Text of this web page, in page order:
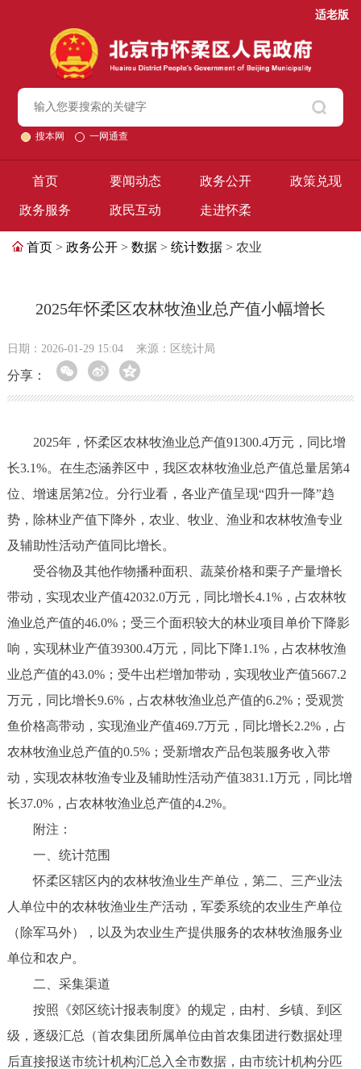
适老版
搜本网 一网通查
首页 要闻动态 政务公开 政策兑现
政务服务 政民互动 走进怀柔
首页 > 政务公开 > 数据 > 统计数据 > 农业
2025年怀柔区农林牧渔业总产值小幅增长
日期：2026-01-29 15:04 来源：区统计局
分享：
2025年，怀柔区农林牧渔业总产值91300.4万元，同比增
长3.1%。在生态涵养区中，我区农林牧渔业总产值总量居第4
位、增速居第2位。分行业看，各业产值呈现“四升一降”趋
势，除林业产值下降外，农业、牧业、渔业和农林牧渔专业
及辅助性活动产值同比增长。
受谷物及其他作物播种面积、蔬菜价格和栗子产量增长
带动，实现农业产值42032.0万元，同比增长4.1%，占农林牧
渔业总产值的46.0%；受三个面积较大的林业项目单价下降影
响，实现林业产值39300.4万元，同比下降1.1%，占农林牧渔
业总产值的43.0%；受牛出栏增加带动，实现牧业产值5667.2
万元，同比增长9.6%，占农林牧渔业总产值的6.2%；受观赏
鱼价格高带动，实现渔业产值469.7万元，同比增长2.2%，占
农林牧渔业总产值的0.5%；受新增农产品包装服务收入带
动，实现农林牧渔专业及辅助性活动产值3831.1万元，同比增
长37.0%，占农林牧渔业总产值的4.2%。
附注：
一、统计范围
怀柔区辖区内的农林牧渔业生产单位，第二、三产业法
人单位中的农林牧渔业生产活动，军委系统的农业生产单位
（除军马外），以及为农业生产提供服务的农林牧渔服务业
单位和农户。
二、采集渠道
按照《郊区统计报表制度》的规定，由村、乡镇、到区
级，逐级汇总（首农集团所属单位由首农集团进行数据处理
后直接报送市统计机构汇总入全市数据，由市统计机构分匹